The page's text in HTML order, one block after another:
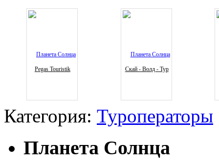
Pegas Touristik Скай - Волд - Тур
Категория: Туроператоры
Планета Солнца